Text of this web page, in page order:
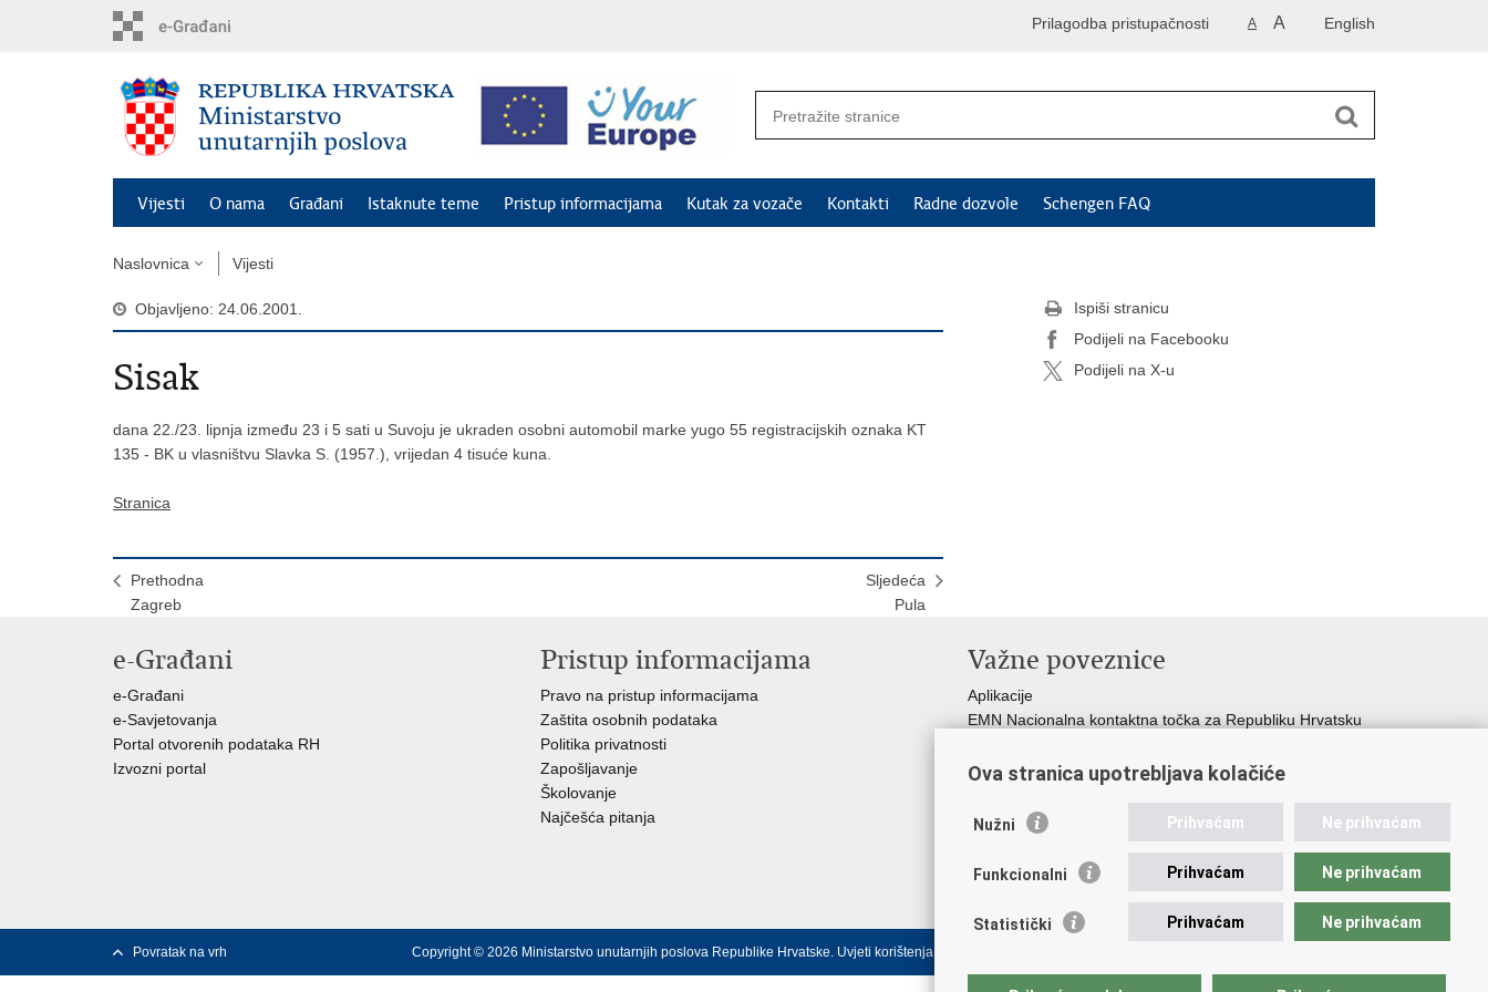
English
A A
Prilagodba pristupačnosti
Vijesti O nama Građani Istaknute teme Pristup informacijama Kutak za vozače Kontakti Radne dozvole Schengen FAQ
Naslovnica Vijesti
Objavljeno: 24.06.2001.
Sisak
dana 22./23. lipnja između 23 i 5 sati u Suvoju je ukraden osobni automobil marke yugo 55 registracijskih oznaka KT
135 - BK u vlasništvu Slavka S. (1957.), vrijedan 4 tisuće kuna.
Stranica
Prethodna
Zagreb
Sljedeća
Pula
Ispiši stranicu
Podijeli na Facebooku
Podijeli na X-u
e-Građani
e-Građani
e-Savjetovanja
Portal otvorenih podataka RH
Izvozni portal
Pristup informacijama
Pravo na pristup informacijama
Zaštita osobnih podataka
Politika privatnosti
Zapošljavanje
Školovanje
Najčešća pitanja
Važne poveznice
Aplikacije
EMN Nacionalna kontaktna točka za Republiku Hrvatsku
Policijska akademija
Zaklada policijske solidarnosti
Udruge
Povratak na vrh Copyright © 2026 Ministarstvo unutarnjih poslova Republike Hrvatske. Uvjeti korištenja.
Ova stranica upotrebljava kolačiće
Nužni Prihvaćam Ne prihvaćam
Funkcionalni Prihvaćam Ne prihvaćam
Statistički Prihvaćam Ne prihvaćam